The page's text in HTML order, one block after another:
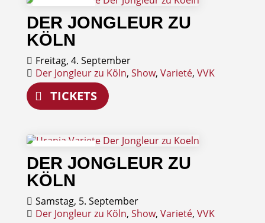
04
September
DER JONGLEUR ZU
KÖLN
Freitag, 4. September
Der Jongleur zu Köln, Show, Varieté, VVK
TICKETS
05
September
DER JONGLEUR ZU
KÖLN
Samstag, 5. September
Der Jongleur zu Köln, Show, Varieté, VVK